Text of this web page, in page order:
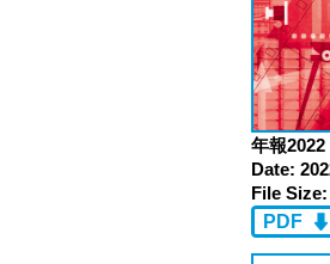
年報2022
Date:
File Size:
PDF